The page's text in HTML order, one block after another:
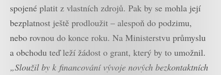
spojené platit z vlastních zdrojů. Pak by se mohla její
bezplatnost ještě prodloužit – alespoň do podzimu,
nebo rovnou do konce roku. Na Ministerstvu průmyslu
a obchodu teď leží žádost o grant, který by to umožnil.
„Sloužil by k financování vývoje nových bezkontaktních